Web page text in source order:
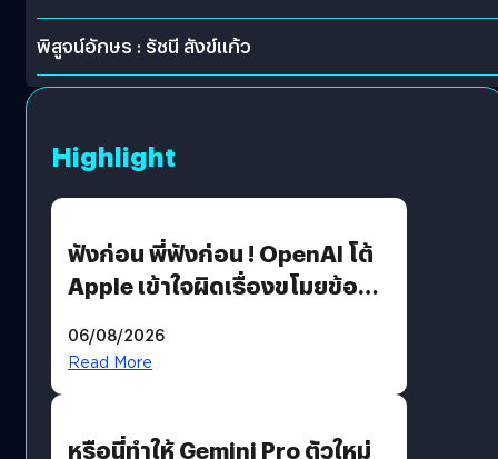
พิสูจน์อักษร : รัชนี สังข์แก้ว
Highlight
ฟังก่อน พี่ฟังก่อน ! OpenAI โต้
Apple เข้าใจผิดเรื่องขโมยข้อมูล
06/08/2026
Read More
หรือนี่ทำให้ Gemini Pro ตัวใหม่